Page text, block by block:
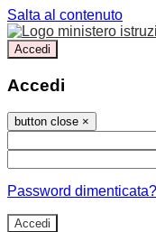
Salta al contenuto
Accedi
Accedi
button close ×
Password dimenticata?